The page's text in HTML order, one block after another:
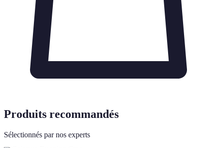
Produits recommandés
Sélectionnés par nos experts